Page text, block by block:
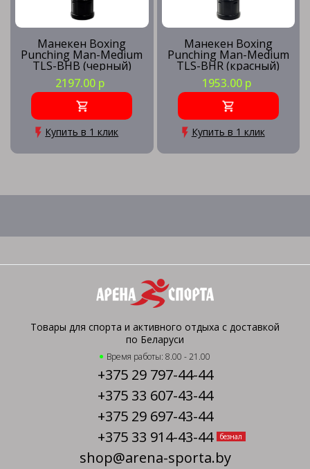
Манекен Boxing
Punching Man-Medium
TLS-BHB (черный)
2197.00 р
Купить в 1 клик
Манекен Boxing
Punching Man-Medium
TLS-BHR (красный)
1953.00 р
Купить в 1 клик
Товары для спорта и активного отдыха с доставкой
по Беларуси
Время работы: 8.00 - 21.00
+375 29 797-44-44
+375 33 607-43-44
+375 29 697-43-44
+375 33 914-43-44
безнал
shop@arena-sporta.by